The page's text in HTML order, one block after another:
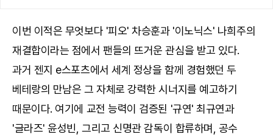
이번 이적은 무엇보다 '피오' 차승훈과 '이노닉스' 나희주의
재결합이라는 점에서 팬들의 뜨거운 관심을 받고 있다.
과거 젠지 e스포츠에서 세계 정상을 함께 경험했던 두
베테랑의 만남은 그 자체로 강력한 시너지를 예고하기
때문이다. 여기에 교전 능력이 검증된 '규연' 최규연과
'글라즈' 윤성빈, 그리고 신명관 감독이 합류하며, 공수